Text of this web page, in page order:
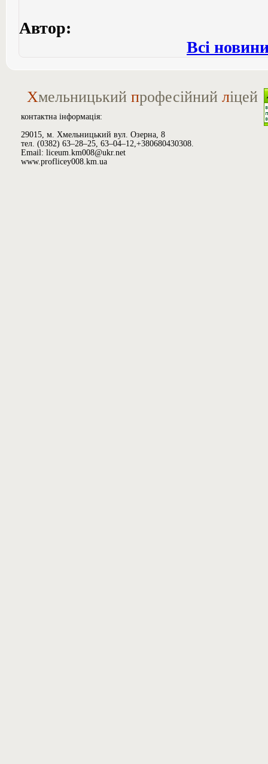
Автор:
Всі
Хмельницький професійний ліцей
контактна інформація:
29015, м. Хмельницький вул. Озерна, 8
тел. (0382) 63–28–25, 63–04–12,+380680430308.
Email: liceum.km008@ukr.net
www.proflicey008.km.ua